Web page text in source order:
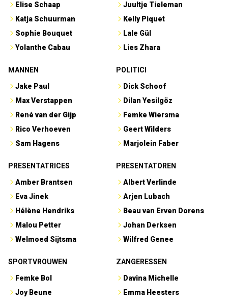
Elise Schaap
Katja Schuurman
Sophie Bouquet
Yolanthe Cabau
Juultje Tieleman
Kelly Piquet
Lale Gül
Lies Zhara
MANNEN
Jake Paul
Max Verstappen
René van der Gijp
Rico Verhoeven
Sam Hagens
POLITICI
Dick Schoof
Dilan Yesilgöz
Femke Wiersma
Geert Wilders
Marjolein Faber
PRESENTATRICES
Amber Brantsen
Eva Jinek
Hélène Hendriks
Malou Petter
Welmoed Sijtsma
PRESENTATOREN
Albert Verlinde
Arjen Lubach
Beau van Erven Dorens
Johan Derksen
Wilfred Genee
SPORTVROUWEN
Femke Bol
Joy Beune
ZANGERESSEN
Davina Michelle
Emma Heesters